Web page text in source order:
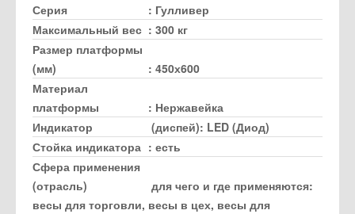
Серия
: Гулливер
Максимальный вес :300 кг
Размер платформы
(мм)
:450х600
Материал
платформы
: Нержавейка
Индикатор
(диспей): LED (Диод)
Стойка индикатора :есть
Сфера применения
(отрасль)
для чего и где применяются:
весы для торговли, весы в цех, весы для